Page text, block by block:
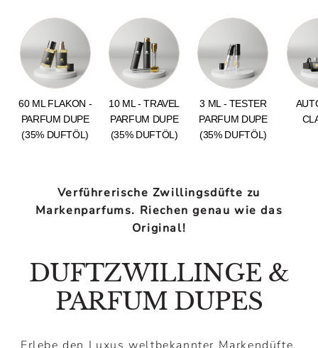
60 ML FLAKON -
PARFUM DUPE
(35% DUFTÖL)
10 ML - TRAVEL
PARFUM DUPE
(35% DUFTÖL)
3 ML - TESTER
PARFUM DUPE
(35% DUFTÖL)
Verführerische Zwillingsdüfte zu
Markenparfums. Riechen genau wie das
Original!
DUFTZWILLINGE &
PARFUM DUPES